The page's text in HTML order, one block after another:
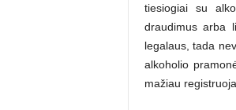
tiesiogiai su
draudimus arba
legalaus, tada
alkoholio
mažiau